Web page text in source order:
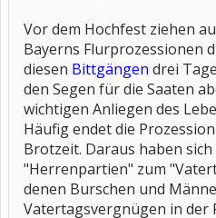
Vor dem Hochfest ziehen
Bayerns Flurprozessionen
diesen Bittgängen drei
den Segen für die Saaten
wichtigen Anliegen des
Häufig endet die
Brotzeit. Daraus haben sich
"Herrenpartien" zum
denen Burschen und
Vatertagsvergnügen in der